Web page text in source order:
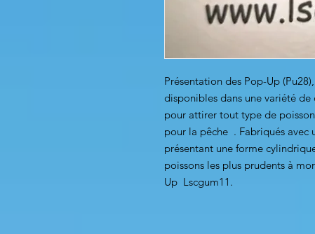
Présentation des Pop-Up
disponibles dans une variété
pour attirer tout type de
pour la pêche . Fabriqués avec
présentant une forme
poissons les plus prudents à
Up Lscgum11.